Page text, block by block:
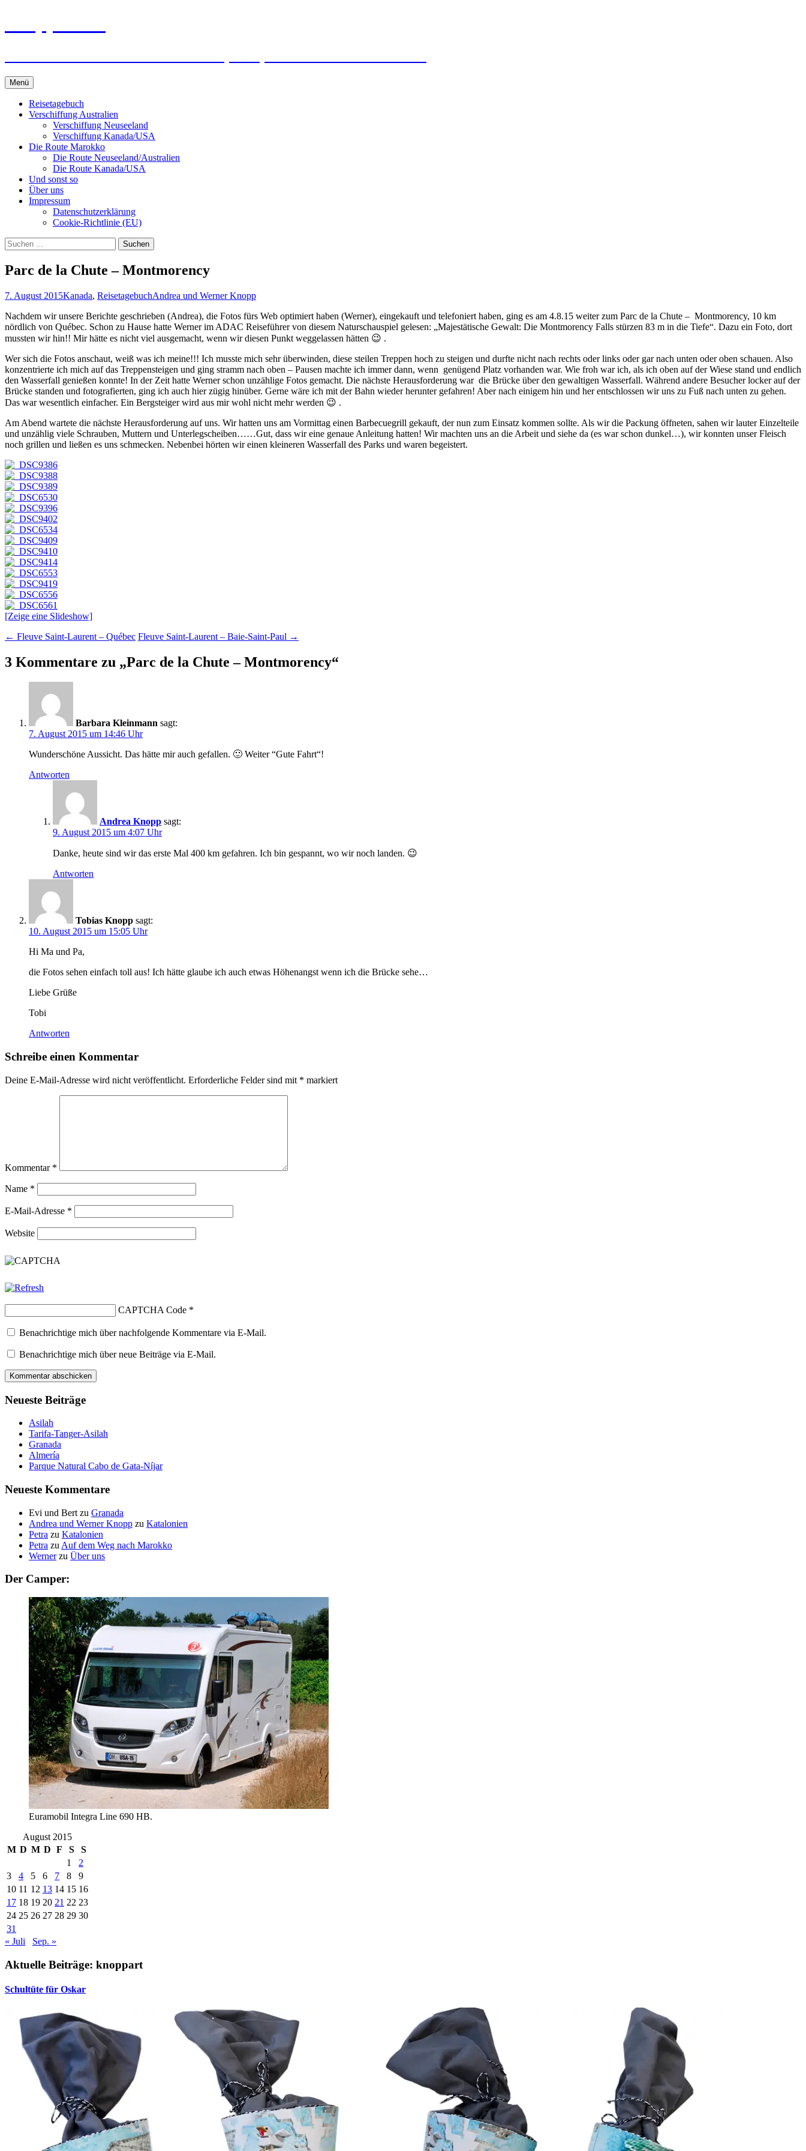
Menü
Reisetagebuch
Verschiffung Australien
Verschiffung Neuseeland
Verschiffung Kanada/USA
Die Route Marokko
Die Route Neuseeland/Australien
Die Route Kanada/USA
Und sonst so
Über uns
Impressum
Datenschutzerklärung
Cookie-Richtlinie (EU)
Suchen
nach:
Parc de la Chute – Montmorency
7. August 2015Kanada, ReisetagebuchAndrea und Werner Knopp
Nachdem wir unsere Berichte geschrieben (Andrea), die Fotos fürs Web optimiert haben (Werner), eingekauft und telefoniert haben, ging es am 4.8.15 weiter zum Parc de la Chute – Montmorency, 10 km
nördlich von Québec. Schon zu Hause hatte Werner im ADAC Reiseführer von diesem Naturschauspiel gelesen: „Majestätische Gewalt: Die Montmorency Falls stürzen 83 m in die Tiefe“. Dazu ein Foto, dort
mussten wir hin!! Mir hätte es nicht viel ausgemacht, wenn wir diesen Punkt weggelassen hätten 😉 .
Wer sich die Fotos anschaut, weiß was ich meine!!! Ich musste mich sehr überwinden, diese steilen Treppen hoch zu steigen und durfte nicht nach rechts oder links oder gar nach unten oder oben schauen. Also
konzentrierte ich mich auf das Treppensteigen und ging stramm nach oben – Pausen machte ich immer dann, wenn genügend Platz vorhanden war. Wie froh war ich, als ich oben auf der Wiese stand und endlich
den Wasserfall genießen konnte! In der Zeit hatte Werner schon unzählige Fotos gemacht. Die nächste Herausforderung war die Brücke über den gewaltigen Wasserfall. Während andere Besucher locker auf der
Brücke standen und fotografierten, ging ich auch hier zügig hinüber. Gerne wäre ich mit der Bahn wieder herunter gefahren! Aber nach einigem hin und her entschlossen wir uns zu Fuß nach unten zu gehen.
Das war wesentlich einfacher. Ein Bergsteiger wird aus mir wohl nicht mehr werden 😉 .
Am Abend wartete die nächste Herausforderung auf uns. Wir hatten uns am Vormittag einen Barbecuegrill gekauft, der nun zum Einsatz kommen sollte. Als wir die Packung öffneten, sahen wir lauter Einzelteile
und unzählig viele Schrauben, Muttern und Unterlegscheiben……Gut, dass wir eine genaue Anleitung hatten! Wir machten uns an die Arbeit und siehe da (es war schon dunkel…), wir konnten unser Fleisch
noch grillen und ließen es uns schmecken. Nebenbei hörten wir einen kleineren Wasserfall des Parks und waren begeistert.
[Zeige eine Slideshow]
Beitragsnavigation
← Fleuve Saint-Laurent – Québec Fleuve Saint-Laurent – Baie-Saint-Paul →
3 Kommentare zu „Parc de la Chute – Montmorency“
Barbara Kleinmann sagt:
7. August 2015 um 14:46 Uhr
Wunderschöne Aussicht. Das hätte mir auch gefallen. 🙂 Weiter “Gute Fahrt“!
Antworten
Andrea Knopp sagt:
9. August 2015 um 4:07 Uhr
Danke, heute sind wir das erste Mal 400 km gefahren. Ich bin gespannt, wo wir noch landen. 😉
Antworten
Tobias Knopp sagt:
10. August 2015 um 15:05 Uhr
Hi Ma und Pa,
die Fotos sehen einfach toll aus! Ich hätte glaube ich auch etwas Höhenangst wenn ich die Brücke sehe…
Liebe Grüße
Tobi
Antworten
Schreibe einen Kommentar
Deine E-Mail-Adresse wird nicht veröffentlicht. Erforderliche Felder sind mit * markiert
Kommentar *
Name *
E-Mail-Adresse *
Website
CAPTCHA Code *
Benachrichtige mich über nachfolgende Kommentare via E-Mail.
Benachrichtige mich über neue Beiträge via E-Mail.
Neueste Beiträge
Asilah
Tarifa-Tanger-Asilah
Granada
Almería
Parque Natural Cabo de Gata-Níjar
Neueste Kommentare
Evi und Bert zu Granada
Andrea und Werner Knopp zu Katalonien
Petra zu Katalonien
Petra zu Auf dem Weg nach Marokko
Wernerzu Über uns
Der Camper:
Euramobil Integra Line 690 HB.
August 2015
M D M D F S
S
1
2
3
4 5 6 7 8
9
10 11 12 13 14 15 16
17 18 19 20 21 22 23
24 25 26 27 28 29 30
31
« Juli
Sep. »
Aktuelle Beiträge: knoppart
Schultüte für Oskar